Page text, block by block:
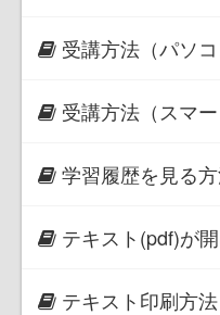
受講方法（パソコ
受講方法（スマ
学習履歴を見る
テキスト(pdf)が
テキスト印刷方法